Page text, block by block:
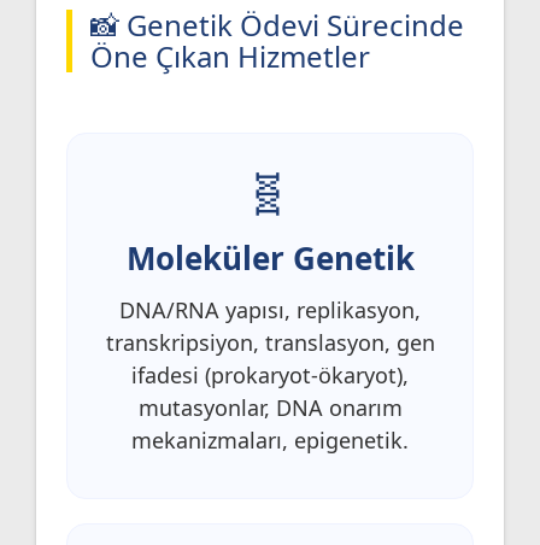
📸 Genetik Ödevi Sürecinde
Öne Çıkan Hizmetler
Moleküler Genetik
DNA/RNA yapısı, replikasyon,
transkripsiyon, translasyon, gen
ifadesi (prokaryot-ökaryot),
mutasyonlar, DNA onarım
mekanizmaları, epigenetik.